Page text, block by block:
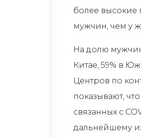
более высокие
мужчин, чем у
На долю мужчин
Китае, 59% в
Центров по
показывают,
связанных с
дальнейшему